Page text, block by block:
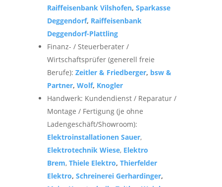
Raiffeisenbank Vilshofen, Sparkasse
Deggendorf, Raiffeisenbank
Deggendorf-Plattling
Finanz- / Steuerberater /
Wirtschaftsprüfer (generell freie
Berufe): Zeitler & Friedberger, bsw &
Partner, Wolf, Knogler
Handwerk: Kundendienst / Reparatur /
Montage / Fertigung (je ohne
Ladengeschäft/Showroom):
Elektroinstallationen Sauer,
Elektrotechnik Wiese, Elektro
Brem, Thiele Elektro, Thierfelder
Elektro, Schreinerei Gerhardinger,